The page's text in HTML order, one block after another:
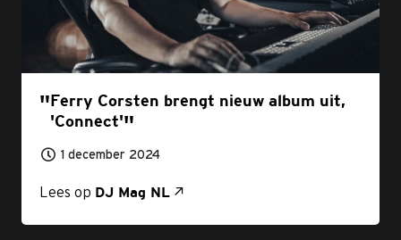
Ferry Corsten brengt nieuw album uit,
'Connect'
1 december 2024
Lees op DJ Mag NL